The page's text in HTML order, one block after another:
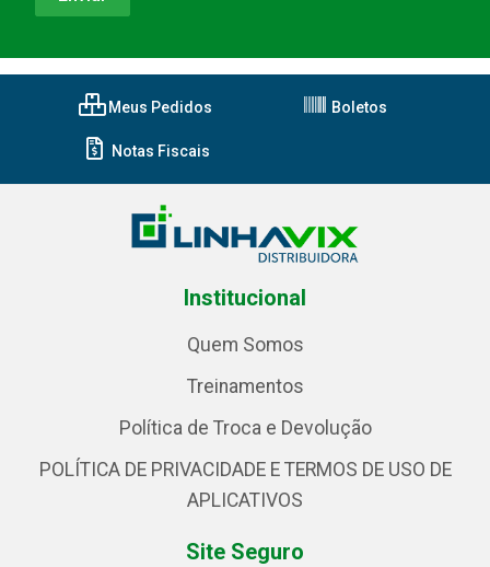
Meus Pedidos Boletos
Notas Fiscais
Institucional
Quem Somos
Treinamentos
Política de Troca e Devolução
POLÍTICA DE PRIVACIDADE E TERMOS DE USO DE
APLICATIVOS
Site Seguro